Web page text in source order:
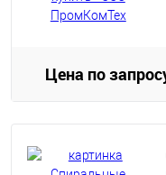
Цена по